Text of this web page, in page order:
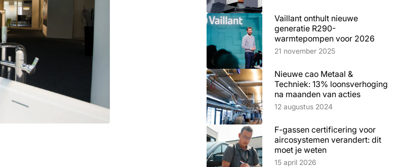
Vaillant onthult nieuwe
generatie R290-
warmtepompen voor 2026
Lees artikel
21 november 2025
Nieuwe cao Metaal &
Techniek: 13% loonsverhoging
na maanden van acties
Lees artikel
12 augustus 2024
F-gassen certificering voor
aircosystemen verandert: dit
moet je weten
Lees artikel
15 april 2026